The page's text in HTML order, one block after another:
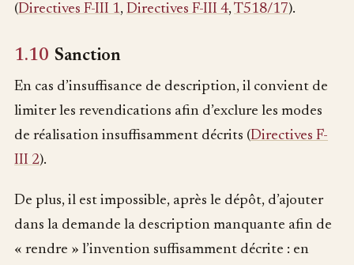
(Directives F-III 1, Directives F-III 4,T518/17).
1.10 Sanction
En cas d’insuffisance de description, il convient de
limiter les revendications afin d’exclure les modes
de réalisation insuffisamment décrits (Directives F-
III 2).
De plus, il est impossible, après le dépôt, d’ajouter
dans la demande la description manquante afin de
« rendre » l’invention suffisamment décrite : en